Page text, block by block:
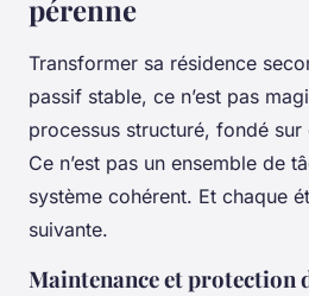
pérenne
Transformer sa résidence
passif stable, ce n’est pas
processus structuré, fondé
Ce n’est pas un ensemble de
système cohérent. Et chaque
suivante.
Maintenance et protection